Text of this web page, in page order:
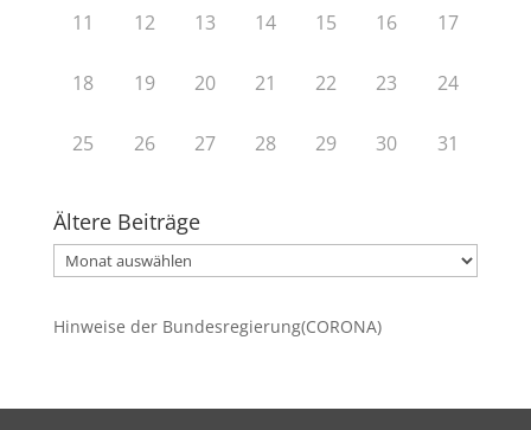
11 12 13 14 15 16 17
18 19 20 21 22 23 24
25 26 27 28 29 30 31
Ältere Beiträge
Ältere
Beiträge
Hinweise der Bundesregierung(CORONA)